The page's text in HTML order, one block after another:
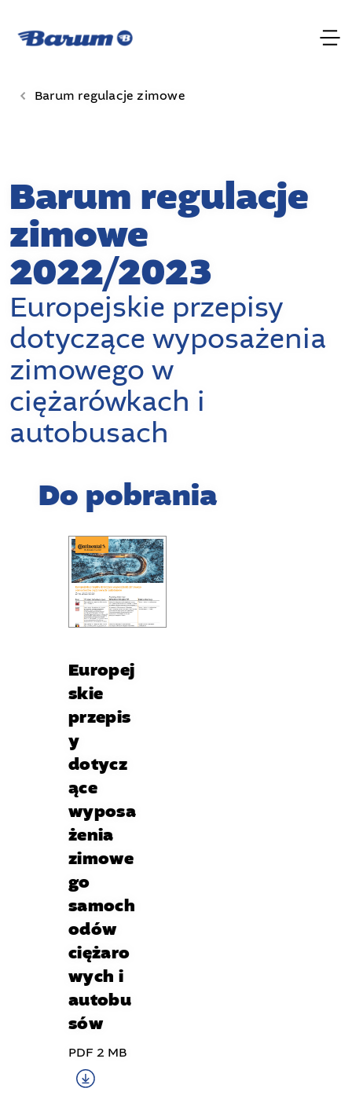
Barum regulacje zimowe
Barum regulacje
zimowe
2022/2023
Europejskie przepisy
dotyczące wyposażenia
zimowego w
ciężarówkach i
autobusach
Do pobrania
Europej
skie
przepis
y
dotycz
ące
wyposa
żenia
zimowe
go
samoch
odów
ciężaro
wych i
autobu
sów
PDF 2 MB